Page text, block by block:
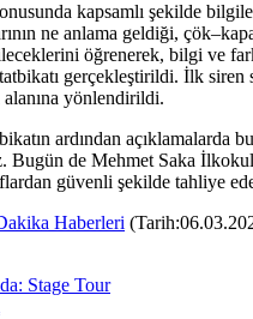
kapsamlı şekilde
ne anlama geldiği,
öğrenerek, bilgi ve
gerçekleştirildi. İlk
yönlendirildi.
ardından
Bugün de Mehmet Saka
güvenli şekilde tahliye
Haberleri
Stage Tour